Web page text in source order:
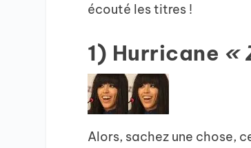
écouté les titres !
1) Hurricane «
Alors, sachez une chose,